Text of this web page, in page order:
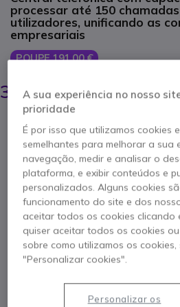
processar até 150
utilizadores, unificando as
empresariais
POUPE 191,00 €
357,95 € s/iva- 440,28 € Iva Incl.
Qtd
ORÇAMENTO EM
Esgotado
22 produtos em stock
Entrega:5-7 dias
A sua experiência no nosso
prioridade
É por isso que utilizamos cookies
semelhantes para melhorar a sua
navegação, medir e analisar o
plataforma, e exibir conteúdos e
personalizados. Alguns cookies
funcionamento do site e dos
aceitar todos os cookies clicando
quiser aceitar todos os cookies
sobre como utilizamos os cookies,
"Personalizar cookies".
Personalizar os